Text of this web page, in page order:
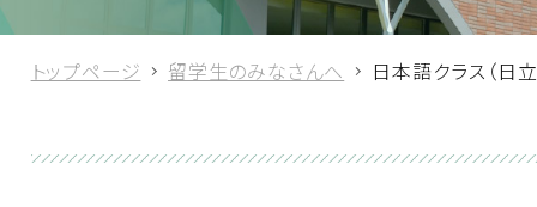
トップページ 留学生のみなさんへ 日本語クラス（日立